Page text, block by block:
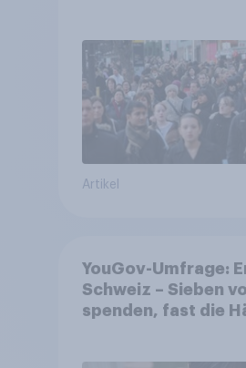
Artikel
YouGov-Umfrage:
Schweiz – Sieben
spenden, fast die